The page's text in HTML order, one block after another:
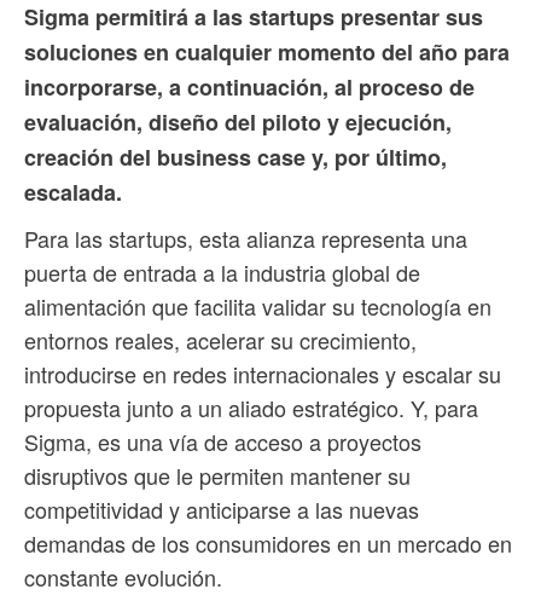
Sigma permitirá a las startups presentar sus
soluciones en cualquier momento del año para
incorporarse, a continuación, al proceso de
evaluación, diseño del piloto y ejecución,
creación del business case y, por último,
escalada.
Para las startups, esta alianza representa una
puerta de entrada a la industria global de
alimentación que facilita validar su tecnología en
entornos reales, acelerar su crecimiento,
introducirse en redes internacionales y escalar su
propuesta junto a un aliado estratégico. Y, para
Sigma, es una vía de acceso a proyectos
disruptivos que le permiten mantener su
competitividad y anticiparse a las nuevas
demandas de los consumidores en un mercado en
constante evolución.